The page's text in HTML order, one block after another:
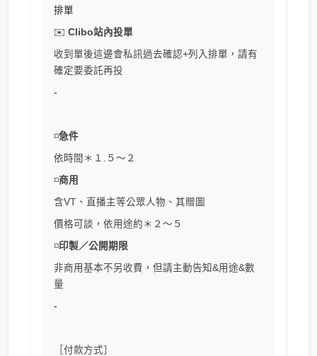
排單
✉️ Clibo站內投單
收到單後這邊會私訊過去確認+列入排單，請有
確定要委託再投
-
◽️急件
依時間＊１.５〜２
◽️商用
含VT、直播主等公眾人物、其贈圖
價格可談，依用途約＊２～５
◽️印製／公開期限
非商用基本不另收費，但請主動告知&用途&數
量
-
［付款方式］